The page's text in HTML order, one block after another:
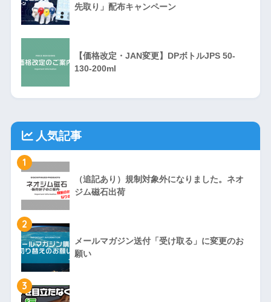
先取り」配布キャンペーン
【価格改定・JAN変更】DPボトルJPS 50-
130-200ml
人気記事
1
（追記あり）規制対象外になりました。ネオ
ジム磁石出荷
2
メールマガジン送付「受け取る」に変更のお
願い
3